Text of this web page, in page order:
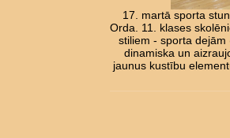
17. martā sporta
Orda. 11. klases
stiliem - sporta
dinamiska un
jaunus kustību